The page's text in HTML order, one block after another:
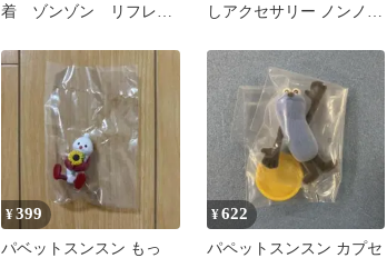
着 ゾンゾン リフレク
しアクセサリー ノンノン
¥399
パベットスンスン もっ
¥622
パペットスンスン カプセ